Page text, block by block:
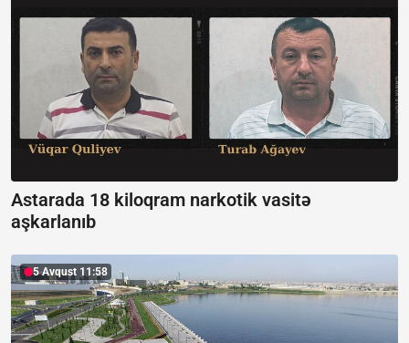
Astarada 18 kiloqram narkotik vasitə
aşkarlanıb
5 Avqust 11:58